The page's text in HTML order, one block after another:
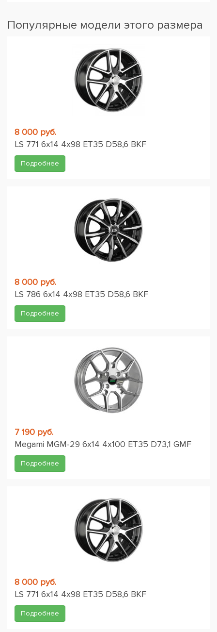
Популярные модели этого размера
8 000 руб.
LS 771 6x14 4x98 ET35 D58,6 BKF
Подробнее
8 000 руб.
LS 786 6x14 4x98 ET35 D58,6 BKF
Подробнее
7 190 руб.
Megami MGM-29 6x14 4x100 ET35 D73,1 GMF
Подробнее
8 000 руб.
LS 771 6x14 4x98 ET35 D58,6 BKF
Подробнее